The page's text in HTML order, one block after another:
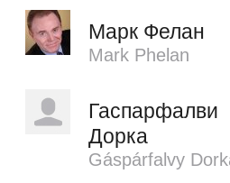
Марк Фелан
Mark Phelan
Гаспарфалви
Дорка
Gáspárfalvy